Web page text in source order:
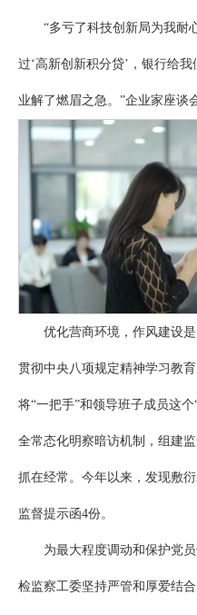
“多亏了科技创新局为我耐
过‘高新创新积分贷’，银行给
业解了燃眉之急。”企业家座谈
优化营商环境，作风建设
贯彻中央八项规定精神学习教
将“一把手”和领导班子成员这
全常态化明察暗访机制，组建
抓在经常。今年以来，发现敷
监督提示函4份。
为最大程度调动和保护党
检监察工委坚持严管和厚爱结